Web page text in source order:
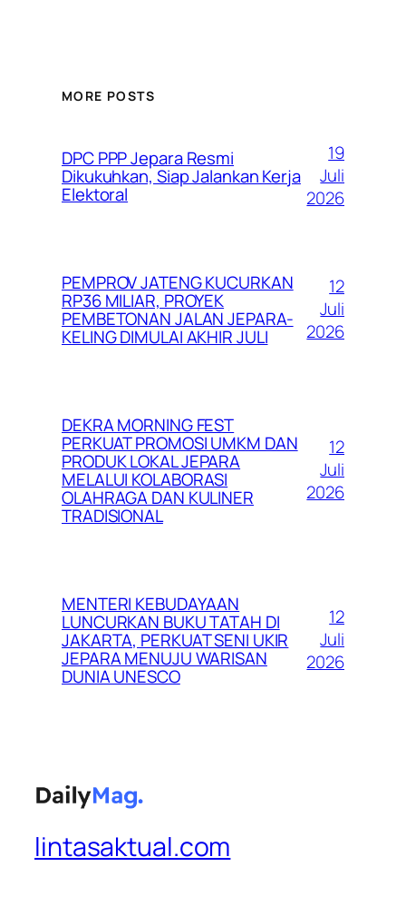
MORE POSTS
DPC PPP Jepara Resmi
Dikukuhkan, Siap Jalankan Kerja
Elektoral
19
Juli
2026
PEMPROV JATENG KUCURKAN
RP36 MILIAR, PROYEK
PEMBETONAN JALAN JEPARA-
KELING DIMULAI AKHIR JULI
12
Juli
2026
DEKRA MORNING FEST
PERKUAT PROMOSI UMKM DAN
PRODUK LOKAL JEPARA
MELALUI KOLABORASI
OLAHRAGA DAN KULINER
TRADISIONAL
12
Juli
2026
MENTERI KEBUDAYAAN
LUNCURKAN BUKU TATAH DI
JAKARTA, PERKUAT SENI UKIR
JEPARA MENUJU WARISAN
DUNIA UNESCO
12
Juli
2026
lintasaktual.com